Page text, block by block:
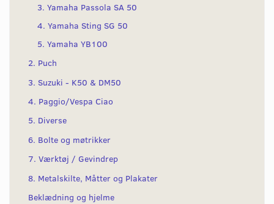
3. Yamaha Passola SA 50
4. Yamaha Sting SG 50
5. Yamaha YB100
2. Puch
3. Suzuki - K50 & DM50
4. Paggio/Vespa Ciao
5. Diverse
6. Bolte og møtrikker
7. Værktøj / Gevindrep
8. Metalskilte, Måtter og Plakater
Beklædning og hjelme